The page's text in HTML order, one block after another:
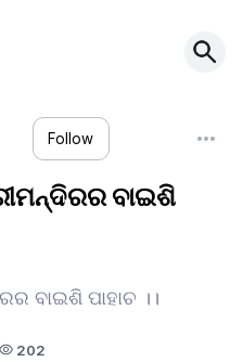
Follow
ବାଇଶି
ବାଇଶି ପାହାଚ ।।
202